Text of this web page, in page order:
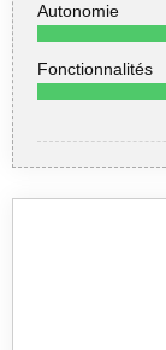
Autonomie
Fonctionnalités